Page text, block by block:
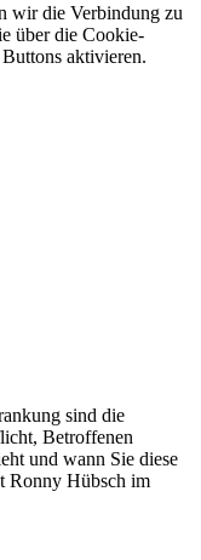
wir die Verbindung zu
über die Cookie-
aktivieren.
sind die
Betroffenen
und wann Sie diese
Ronny Hübsch im